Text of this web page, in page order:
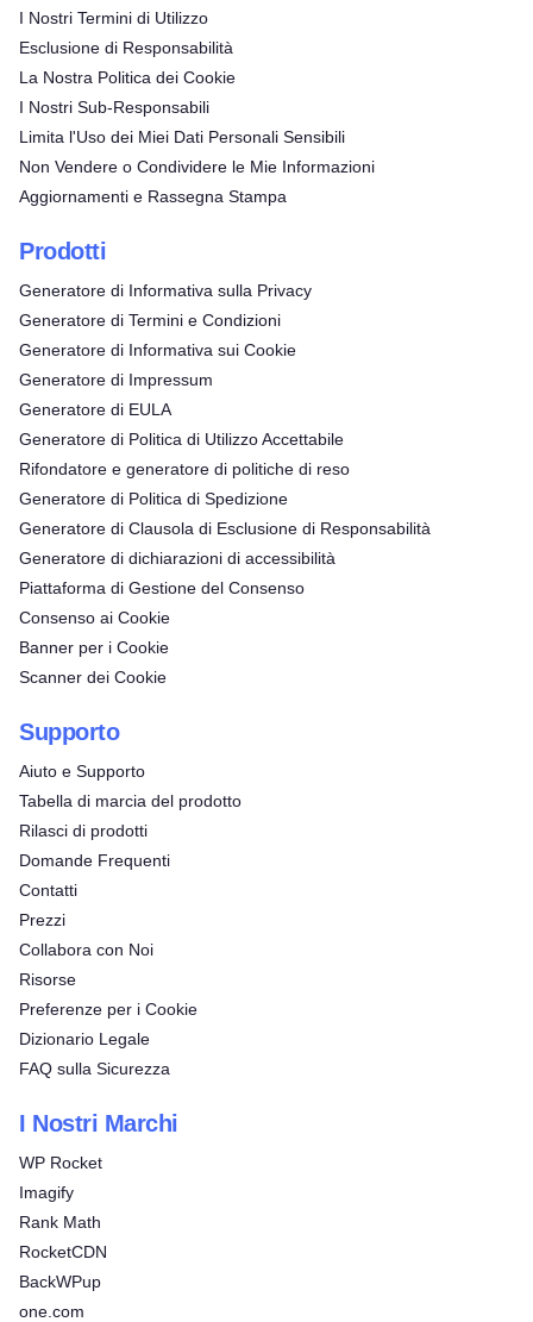
I Nostri Termini di Utilizzo
Esclusione di Responsabilità
La Nostra Politica dei Cookie
I Nostri Sub-Responsabili
Limita l'Uso dei Miei Dati Personali Sensibili
Non Vendere o Condividere le Mie Informazioni
Aggiornamenti e Rassegna Stampa
Prodotti
Generatore di Informativa sulla Privacy
Generatore di Termini e Condizioni
Generatore di Informativa sui Cookie
Generatore di Impressum
Generatore di EULA
Generatore di Politica di Utilizzo Accettabile
Rifondatore e generatore di politiche di reso
Generatore di Politica di Spedizione
Generatore di Clausola di Esclusione di Responsabilità
Generatore di dichiarazioni di accessibilità
Piattaforma di Gestione del Consenso
Consenso ai Cookie
Banner per i Cookie
Scanner dei Cookie
Supporto
Aiuto e Supporto
Tabella di marcia del prodotto
Rilasci di prodotti
Domande Frequenti
Contatti
Prezzi
Collabora con Noi
Risorse
Preferenze per i Cookie
Dizionario Legale
FAQ sulla Sicurezza
I Nostri Marchi
WP Rocket
Imagify
Rank Math
RocketCDN
BackWPup
one.com